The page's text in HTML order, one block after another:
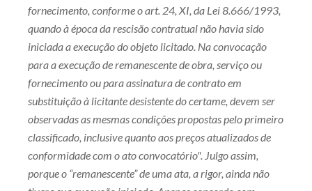
fornecimento, conforme o art. 24, XI, da Lei 8.666/1993,
quando à época da rescisão contratual não havia sido
iniciada a execução do objeto licitado. Na convocação
para a execução de remanescente de obra, serviço ou
fornecimento ou para assinatura de contrato em
substituição à licitante desistente do certame, devem ser
observadas as mesmas condições propostas pelo primeiro
classificado, inclusive quanto aos preços atualizados de
conformidade com o ato convocatório". Julgo assim,
porque o “remanescente” de uma ata, a rigor, ainda não